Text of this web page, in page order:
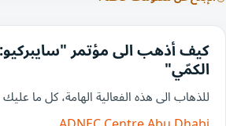
كيف أذهب الى مؤتمر
الكمّي"
للذهاب الى هذه الفعالية الهامة، كل ما